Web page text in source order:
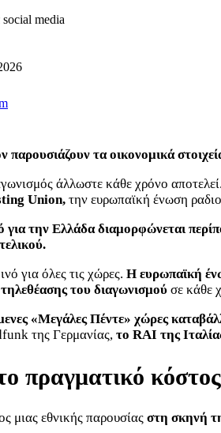
media
παρουσιάζουν τα οικονομικά
άλλωστε κάθε χρόνο
Union, την ευρωπαϊκή ένωση
για την Ελλάδα διαμορφώνεται
για όλες τις χώρες. Η ευρωπαϊκή
του διαγωνισμού σε κάθε
«Μεγάλες Πέντε» χώρες
της Γερμανίας, το RAI της
πραγματικό κόστος
μιας εθνικής παρουσίας στη σκηνή